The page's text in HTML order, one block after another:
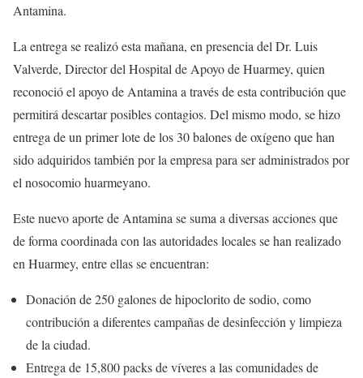
Antamina.
La entrega se realizó esta mañana, en presencia del Dr. Luis
Valverde, Director del Hospital de Apoyo de Huarmey, quien
reconoció el apoyo de Antamina a través de esta contribución que
permitirá descartar posibles contagios. Del mismo modo, se hizo
entrega de un primer lote de los 30 balones de oxígeno que han
sido adquiridos también por la empresa para ser administrados por
el nosocomio huarmeyano.
Este nuevo aporte de Antamina se suma a diversas acciones que
de forma coordinada con las autoridades locales se han realizado
en Huarmey, entre ellas se encuentran:
Donación de 250 galones de hipoclorito de sodio, como
contribución a diferentes campañas de desinfección y limpieza
de la ciudad.
Entrega de 15,800 packs de víveres a las comunidades de